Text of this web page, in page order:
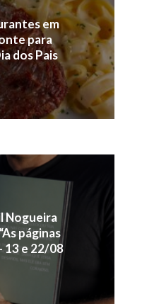
em
para
dos Pais
Nogueira
páginas
13 e 22/08